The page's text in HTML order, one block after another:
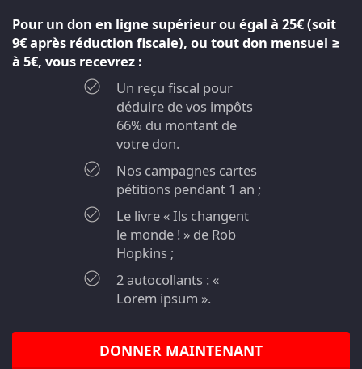
Pour un don en ligne supérieur ou égal à 25€ (soit
9€ après réduction fiscale), ou tout don mensuel ≥
à 5€, vous recevrez :
Un reçu fiscal pour
déduire de vos impôts
66% du montant de
votre don.
Nos campagnes cartes
pétitions pendant 1 an ;
Le livre « Ils changent
le monde ! » de Rob
Hopkins ;
2 autocollants : «
Lorem ipsum ».
DONNER MAINTENANT